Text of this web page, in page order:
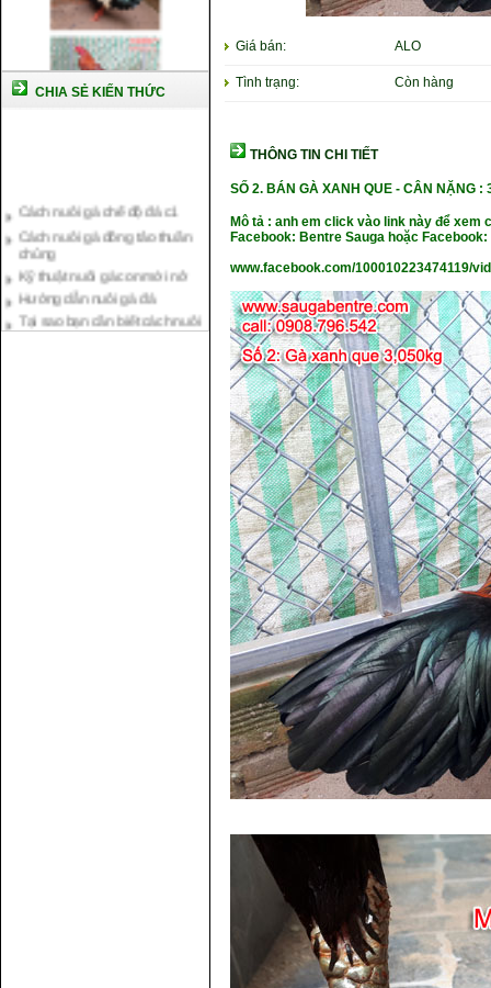
CHIA SẺ KIẾN THỨC
Cách nuôi gà đông tảo thuần
Kỹ thuật nuôi gà con mới nở
Hướng dẫn nuôi gà đá
Tại sao bạn cần biết cách nuôi
gà chọi ?
Cách điều trị bệnh sổ mũi cho
Giá bán: ALO
Tình trạng: Còn hàng
THÔNG TIN CHI TIẾT
SỐ 2. BÁN GÀ XANH QUE - CÂN NẶNG :
Mô tả : anh em click vào link này để
Facebook: Bentre Sauga hoặc Facebook:
www.facebook.com/100010223474119/